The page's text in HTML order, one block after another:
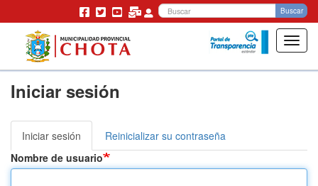
Pasar
principal
Buscar
Iniciar sesión
Solapas
principales
Iniciar sesión (solapa
activa)
Reinicializar su contraseña
Nombre de usuario